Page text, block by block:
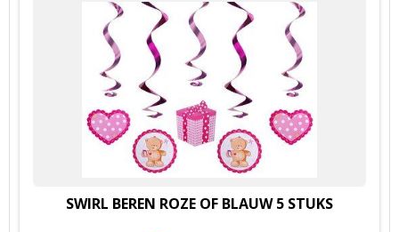
SWIRL BEREN ROZE OF BLAUW 5 STUKS